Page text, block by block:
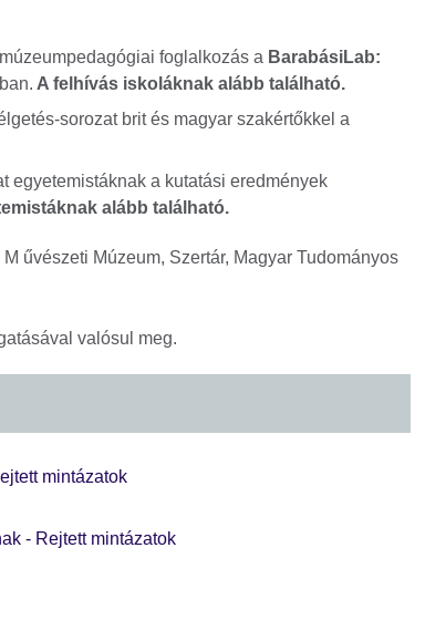
foglalkozás a BarabásiLab:
A felhívás iskoláknak alább található.
sorozat brit és magyar szakértőkkel a
egyetemistáknak a kutatási eredmények
alább található.
űvészeti Múzeum, Szertár, Magyar Tudományos
valósul meg.
mintázatok
- Rejtett mintázatok